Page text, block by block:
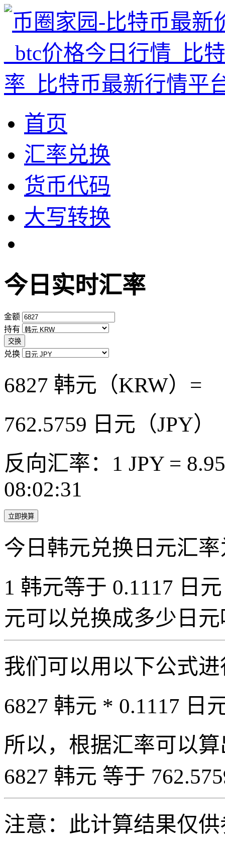
首页
汇率兑换
货币代码
大写转换
今日实时汇率
金额
持有
交换
兑换
6827 韩元（KRW）=
762.5759 日元（JPY）
反向汇率：1 JPY =
08:02:31
立即换算
今日韩元兑换日元汇
1 韩元等于 0.1117 日
元可以兑换成多少日
我们可以用以下公式
6827 韩元 * 0.1117 日
所以，根据汇率可以
6827 韩元 等于
注意：此计算结果仅